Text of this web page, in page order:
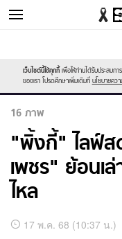
ข่าวบันเทิง
เว็บไซต์นี้ใช้คุกกี้ เพื่อให้ท่านได้รับประสบก
ของเรา โปรดศึกษาเพิ่มเติมที่ นโยบายคว
16 ภาพ
"พิ้งกี้" ไลฟ์ส
เพชร" ย้อนเ
ไหล
อัลบั้ม17 พ.ค. 68 (10:37 น.)